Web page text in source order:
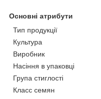
Основні атрибути
Тип продукції
Культура
Виробник
Насіння в упаковці
Група стиглості
Класс семян